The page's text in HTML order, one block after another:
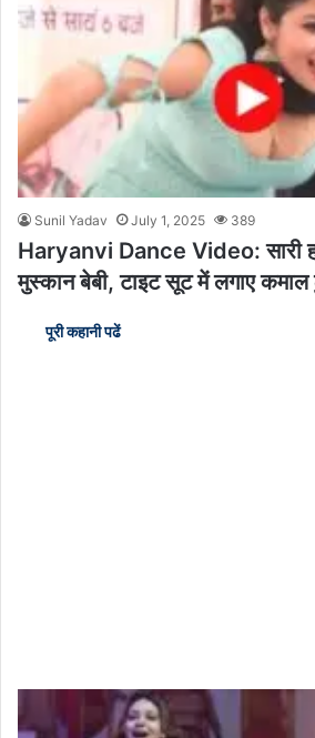
Sunil Yadav July 1, 2025 389
Haryanvi Dance Video: सारी
मुस्कान बेबी, टाइट सूट में लगाए
पूरी कहानी पढें